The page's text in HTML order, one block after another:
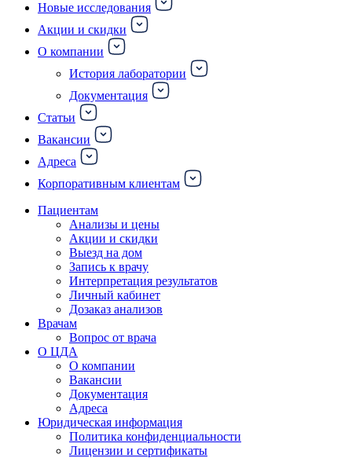
Новые исследования
Акции и скидки
О компании
История лаборатории
Документация
Статьи
Вакансии
Адреса
Корпоративным клиентам
Пациентам
Анализы и цены
Акции и скидки
Выезд на дом
Запись к врачу
Интерпретация результатов
Личный кабинет
Дозаказ анализов
Врачам
Вопрос от врача
О ЦДА
О компании
Вакансии
Документация
Адреса
Юридическая информация
Политика конфиденциальности
Лицензии и сертификаты